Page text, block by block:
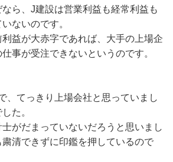
ら、J建設は営業利益も経常利益も
ないのです。
益が大赤字であれば、大手の上場企
事が受注できないというのです。
、てっきり上場会社と思っていまし
た。
がだまっていないだろうと思いまし
清できずに印鑑を押しているので